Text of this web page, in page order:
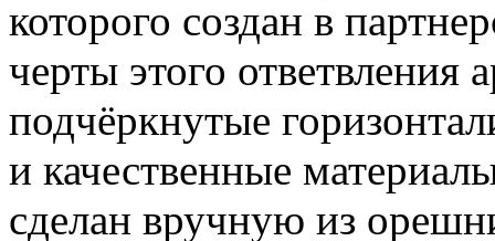
которого создан в
черты этого
подчёркнутые
и качественные
сделан вручную из